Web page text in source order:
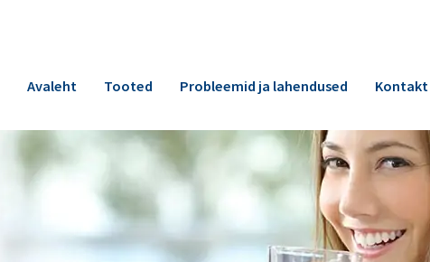
Avaleht Tooted Probleemid ja lahendused Kontakt